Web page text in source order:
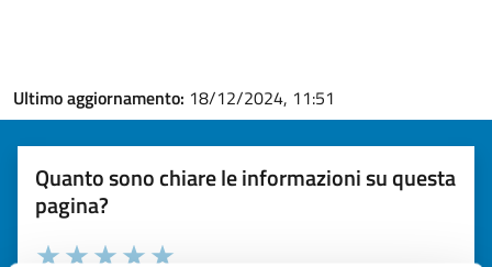
Ultimo aggiornamento: 18/12/2024, 11:51
Quanto sono chiare le informazioni su questa
pagina?
Valuta la chiarezza delle informazioni (da 1 a 5 stelle)
Seleziona il numero di stelle per valutare la chiarezza delle